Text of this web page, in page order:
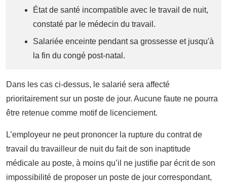
État de santé incompatible avec le travail de nuit,
constaté par le médecin du travail.
Salariée enceinte pendant sa grossesse et jusqu'à
la fin du congé post-natal.
Dans les cas ci-dessus, le salarié sera affecté
prioritairement sur un poste de jour. Aucune faute ne pourra
être retenue comme motif de licenciement.
L’employeur ne peut prononcer la rupture du contrat de
travail du travailleur de nuit du fait de son inaptitude
médicale au poste, à moins qu’il ne justifie par écrit de son
impossibilité de proposer un poste de jour correspondant,